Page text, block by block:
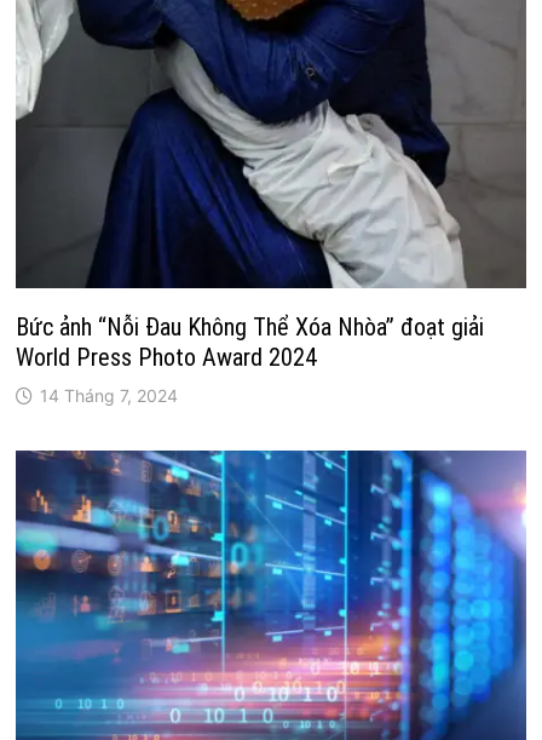
Bức ảnh “Nỗi Đau Không Thể Xóa Nhòa” đoạt giải
World Press Photo Award 2024
14 Tháng 7, 2024